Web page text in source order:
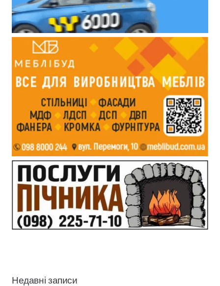
Недавні записи